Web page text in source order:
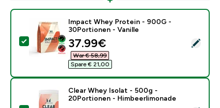
Dieses Produkt ausw�hlen - Impact Whey Protein -
Impact Whey Protein - 900G -
30Portionen - Vanille
discounted price
37.99€‎
War € 58,99‎
Spare € 21,00‎
Clear Whey Isolat - 500g -
20Portionen - Himbeerlimonade